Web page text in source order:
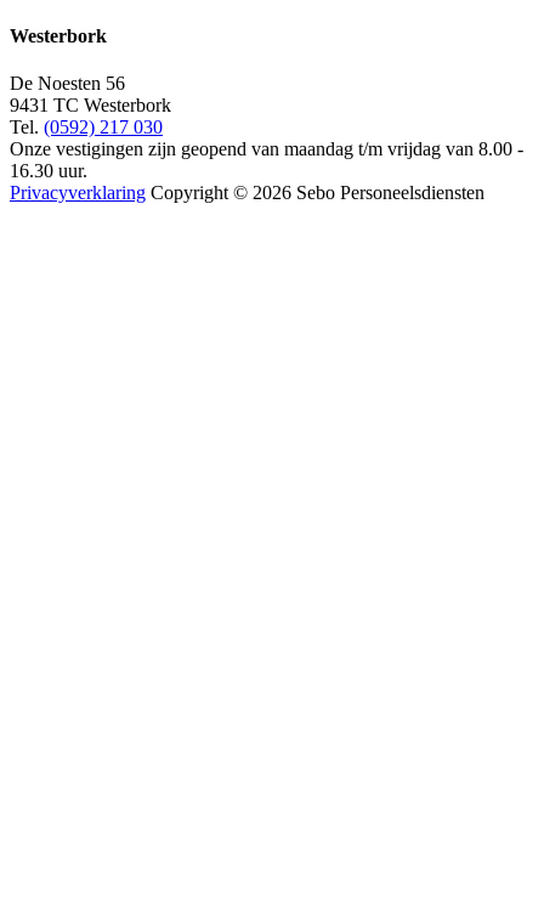
Westerbork
De Noesten 56
9431 TC Westerbork
Tel. (0592) 217 030
Onze vestigingen zijn geopend van maandag t/m vrijdag van 8.00 -
16.30 uur.
Privacyverklaring Copyright © 2026 Sebo Personeelsdiensten